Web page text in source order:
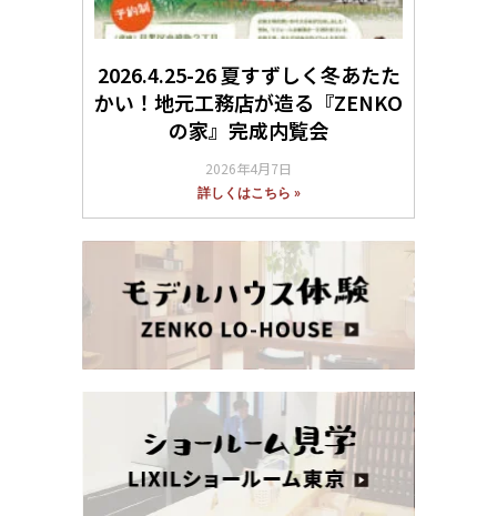
2026.4.25-26 夏すずしく冬あたた
かい！地元工務店が造る『ZENKO
の家』完成内覧会
2026年4月7日
詳しくはこちら »